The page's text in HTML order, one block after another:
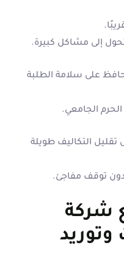
إلى مشاكل كبيرة.
على سلامة الطلبة
الجامعي.
تقليل التكاليف طويلة
دون توقف مفاجئ.
شركة
وتوريد